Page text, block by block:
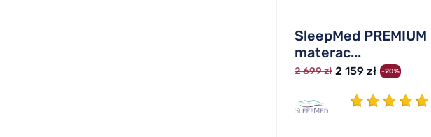
SleepMed PREMIUM
materac...
2 699 zł 2 159 zł -20%